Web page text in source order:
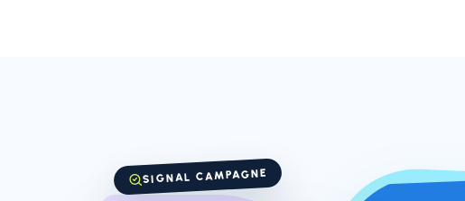
SIGNAL CAMPAGNE